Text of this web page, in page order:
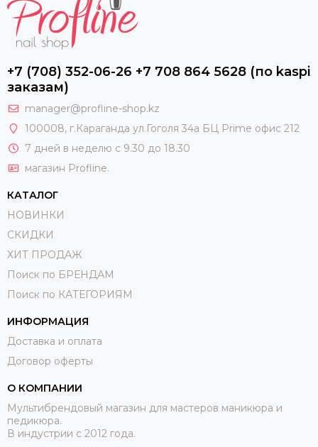
+7 (708) 352-06-26 +7 708 864 5628 (по kaspi
заказам)
manager@profline-shop.kz
100008, г.Караганда ул.Гоголя 34а БЦ Prime офис 212
7 дней в неделю с 9.30 до 18.30
магазин Profline.
КАТАЛОГ
НОВИНКИ
СКИДКИ
ХИТ ПРОДАЖ
Поиск по БРЕНДАМ
Поиск по КАТЕГОРИЯМ
ИНФОРМАЦИЯ
Доставка и оплата
Договор оферты
О КОМПАНИИ
Мультибрендовый магазин для мастеров маникюра и
педикюра.
В индустрии с 2012 года.